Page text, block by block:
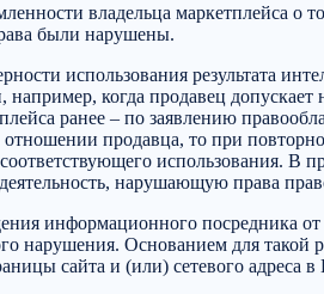
владельца маркетплейса о
были нарушены.
использования результата
когда продавец
ранее – по заявлению
продавца, то при
использования.
нарушающую права
информационного посредника от
нарушения. Основанием для такой
сайта и (или) сетевого адреса